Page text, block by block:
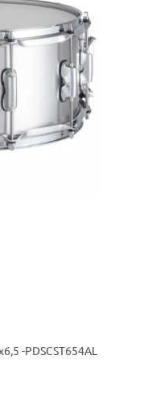
-PDSCST654AL